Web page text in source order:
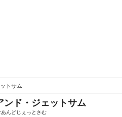
トサム
ンド・ジェットサム
んどじぇっとさむ